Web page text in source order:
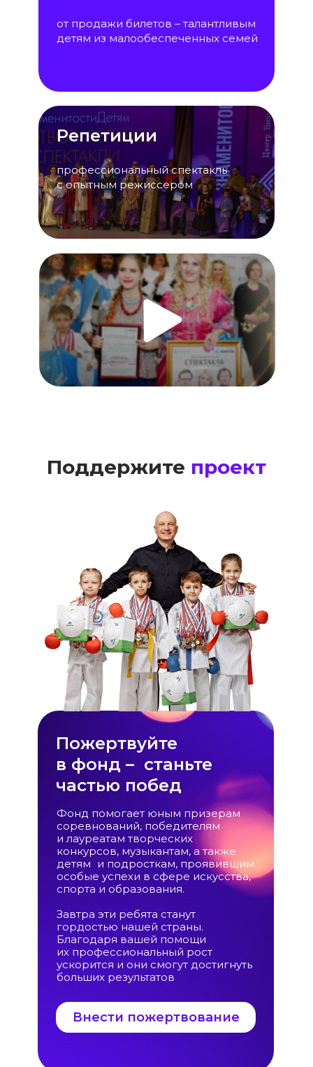
от продажи билетов – талантливым
детям из малообеспеченных семей
Репетиции
профессиональный спектакль
с опытным режиссером
Поддержите проект
В ролях
первые лица
менеджеры
и предприниматели
Внести пожертвование
Пожертвуйте
в фонд – станьте
частью побед
Фонд помогает юным призерам
соревнований, победителям
и лауреатам творческих
конкурсов, музыкантам, а также
детям и подросткам, проявившим
особые успехи в сфере искусства,
спорта и образования.
Завтра эти ребята станут
гордостью нашей страны.
Благодаря вашей помощи
их профессиональный рост
ускорится и они смогут достигнуть
больших результатов